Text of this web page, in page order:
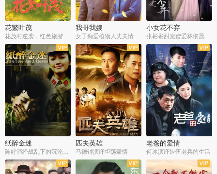
花繁叶茂
花茂村逆袭，红色旅游出圈
我哥我嫂
女子痴爱植物人丈夫情定一生
小女花不弃
张彬彬甜宠蜜爱林依晨
全42集
纸醉金迷
全35集
匹夫英雄
马德钟演绎坦荡豪情
全32集
老爸的爱情
何冰演绎退伍老兵的生活
全40集
全33集 全36集